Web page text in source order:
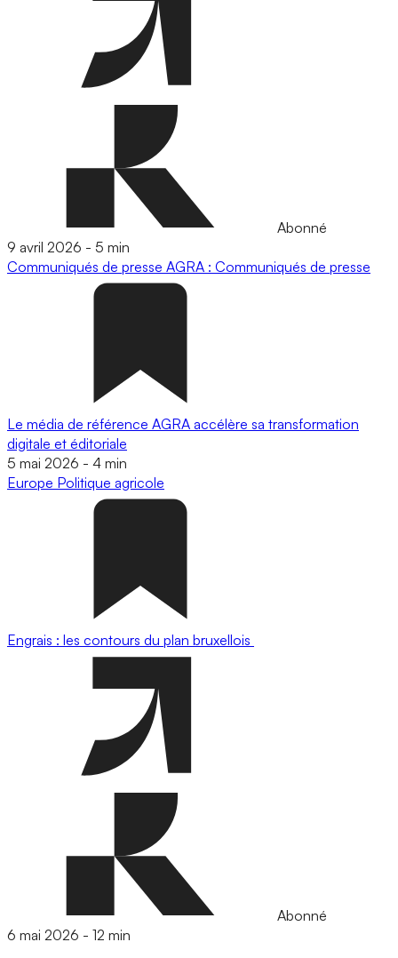
Abonné
9 avril 2026 - 5 min
Communiqués de presse AGRA : Communiqués de presse
Le média de référence AGRA accélère sa transformation
digitale et éditoriale
5 mai 2026 - 4 min
Europe Politique agricole
Engrais : les contours du plan bruxellois
Abonné
6 mai 2026 - 12 min